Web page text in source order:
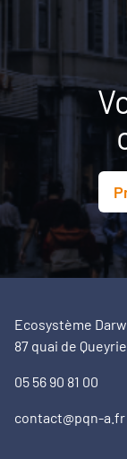
Ecosystème
87 quai de
05 56 90 81 00
contact@pqn-a.fr